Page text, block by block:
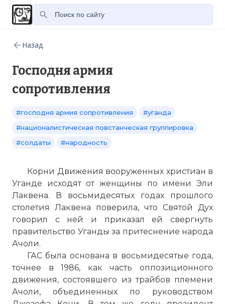
Назад
Господня армия
сопротивления
#господня армия сопротивления
#уганда
#националистическая повстанческая группировка
#солдаты
#народность
Корни Движения вооруженных христиан в
Уганде исходят от женщины по имени Эли
Лаквена. В восьмидесятых годах прошлого
столетия Лаквена поверила, что Святой Дух
говорил с ней и приказал ей свергнуть
правительство Уганды за притеснение народа
Ачоли.
ГАС была основана в восьмидесятые года,
точнее в 1986, как часть оппозиционного
движения, состоявшего из трайбов племени
Ачоли, объединенных по руководством